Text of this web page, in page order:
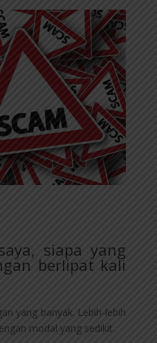
siapa yang
berlipat kali
yang banyak. Lebih-lebih
modal yang sedikit.